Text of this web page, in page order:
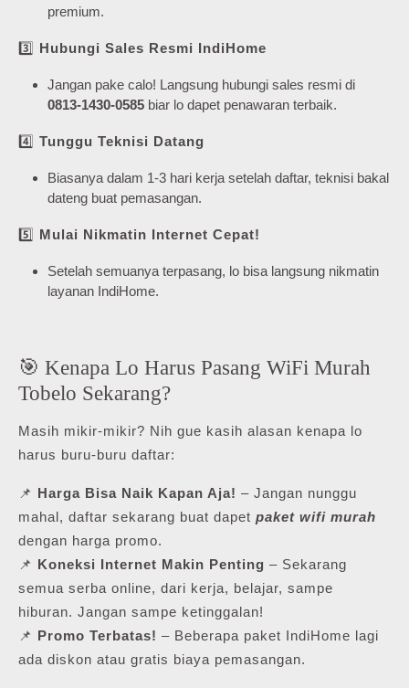
premium.
3️⃣ Hubungi Sales Resmi IndiHome
Jangan pake calo! Langsung hubungi sales resmi di
0813-1430-0585 biar lo dapet penawaran terbaik.
4️⃣ Tunggu Teknisi Datang
Biasanya dalam 1-3 hari kerja setelah daftar, teknisi bakal
dateng buat pemasangan.
5️⃣ Mulai Nikmatin Internet Cepat!
Setelah semuanya terpasang, lo bisa langsung nikmatin
layanan IndiHome.
🎯 Kenapa Lo Harus Pasang WiFi Murah
Tobelo Sekarang?
Masih mikir-mikir? Nih gue kasih alasan kenapa lo
harus buru-buru daftar:
📌 Harga Bisa Naik Kapan Aja! – Jangan nunggu
mahal, daftar sekarang buat dapet paket wifi murah
dengan harga promo.
📌 Koneksi Internet Makin Penting – Sekarang
semua serba online, dari kerja, belajar, sampe
hiburan. Jangan sampe ketinggalan!
📌 Promo Terbatas! – Beberapa paket IndiHome lagi
ada diskon atau gratis biaya pemasangan.